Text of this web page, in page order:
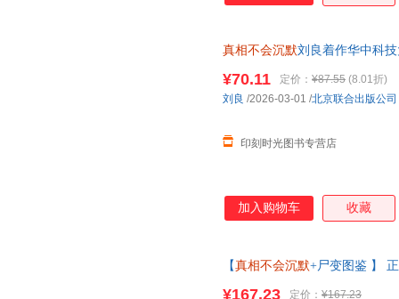
真相不会沉默刘良着作华中科
¥70.11 定价： ¥87.55 (8.01折)
印刻时光图书专营店
刘良 /2026-03-01 /北京联合出版公司
加入购物车 收藏
【真相不会沉默+尸变图鉴 】
¥167.23 定价： ¥167.23